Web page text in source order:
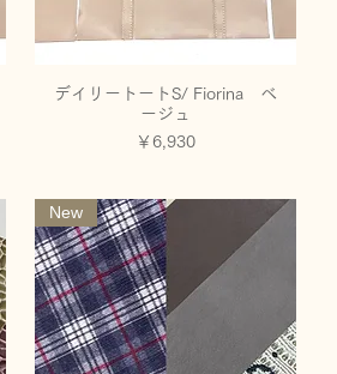
クイックビュー
デイリートートS/ Fiorina ベ
ージュ
価格
￥6,930
New